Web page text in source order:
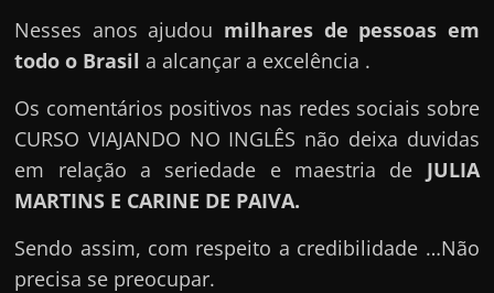
Nesses anos ajudou milhares de pessoas em
todo o Brasil a alcançar a excelência .
Os comentários positivos nas redes sociais sobre
CURSO VIAJANDO NO INGLÊS não deixa duvidas
em relação a seriedade e maestria de JULIA
MARTINS E CARINE DE PAIVA.
Sendo assim, com respeito a credibilidade …Não
precisa se preocupar.